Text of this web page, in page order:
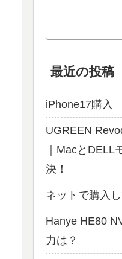
最近の投稿
iPhone17購入
UGREEN
｜MacとDELL
決！
ネットで購入
Hanye HE80
力は？